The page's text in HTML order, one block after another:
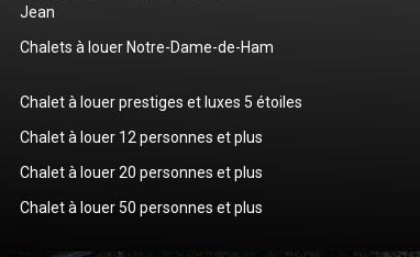
Jean
Chalets à louer Notre-Dame-de-Ham
Chalet à louer prestiges et luxes 5 étoiles
Chalet à louer 12 personnes et plus
Chalet à louer 20 personnes et plus
Chalet à louer 50 personnes et plus